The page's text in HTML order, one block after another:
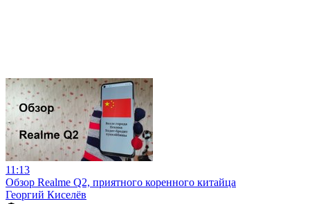
11:13
Обзор Realme Q2, приятного коренного китайца
Георгий Киселёв